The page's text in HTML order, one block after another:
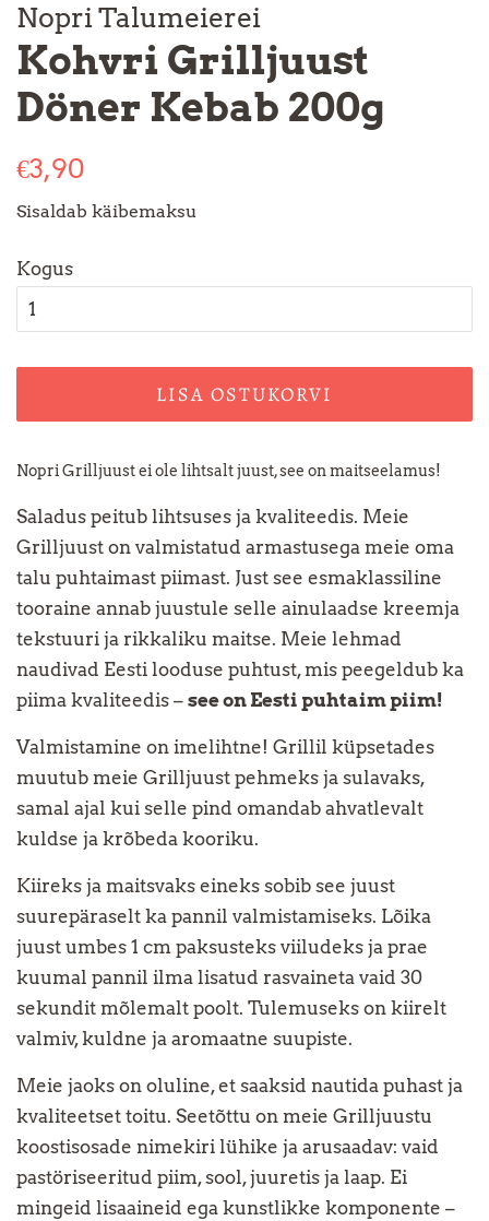
Nopri Talumeierei
Kohvri Grilljuust
Döner Kebab 200g
Tavahind
€3,90
Sisaldab käibemaksu
Kogus
LISA OSTUKORVI
Nopri Grilljuust ei ole lihtsalt juust, see on maitseelamus!
Saladus peitub lihtsuses ja kvaliteedis. Meie
Grilljuust on valmistatud armastusega meie oma
talu puhtaimast piimast. Just see esmaklassiline
tooraine annab juustule selle ainulaadse kreemja
tekstuuri ja rikkaliku maitse. Meie lehmad
naudivad Eesti looduse puhtust, mis peegeldub ka
piima kvaliteedis – see on Eesti puhtaim piim!
Valmistamine on imelihtne! Grillil küpsetades
muutub meie Grilljuust pehmeks ja sulavaks,
samal ajal kui selle pind omandab ahvatlevalt
kuldse ja krõbeda kooriku.
Kiireks ja maitsvaks eineks sobib see juust
suurepäraselt ka pannil valmistamiseks. Lõika
juust umbes 1 cm paksusteks viiludeks ja prae
kuumal pannil ilma lisatud rasvaineta vaid 30
sekundit mõlemalt poolt. Tulemuseks on kiirelt
valmiv, kuldne ja aromaatne suupiste.
Meie jaoks on oluline, et saaksid nautida puhast ja
kvaliteetset toitu. Seetõttu on meie Grilljuustu
koostisosade nimekiri lühike ja arusaadav: vaid
pastöriseeritud piim, sool, juuretis ja laap. Ei
mingeid lisaaineid ega kunstlikke komponente –